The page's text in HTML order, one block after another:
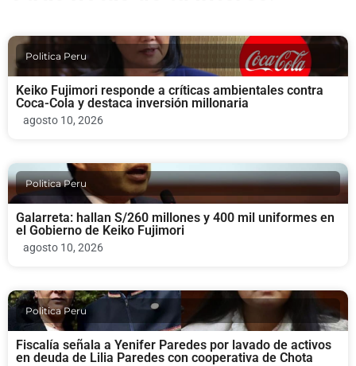
Politica Peru
Keiko Fujimori responde a críticas ambientales contra
Coca-Cola y destaca inversión millonaria
agosto 10, 2026
Politica Peru
Galarreta: hallan S/260 millones y 400 mil uniformes en
el Gobierno de Keiko Fujimori
agosto 10, 2026
Politica Peru
Fiscalía señala a Yenifer Paredes por lavado de activos
en deuda de Lilia Paredes con cooperativa de Chota